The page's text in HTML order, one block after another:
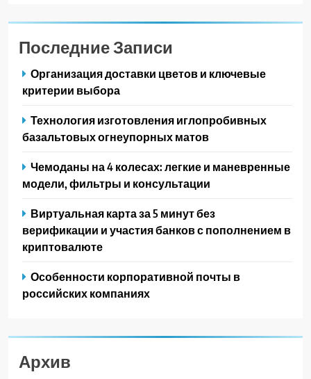
Последние Записи
Организация доставки цветов и ключевые
критерии выбора
Технология изготовления иглопробивных
базальтовых огнеупорных матов
Чемоданы на 4 колесах: легкие и маневренные
модели, фильтры и консультации
Виртуальная карта за 5 минут без
верификации и участия банков с пополнением в
криптовалюте
Особенности корпоративной почты в
российских компаниях
Архив